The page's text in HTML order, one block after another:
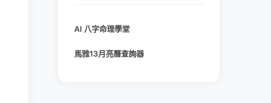
AI 八字命理學堂
馬雅13月亮曆查詢器